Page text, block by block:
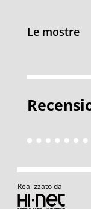
Le mostre
Realizzato da